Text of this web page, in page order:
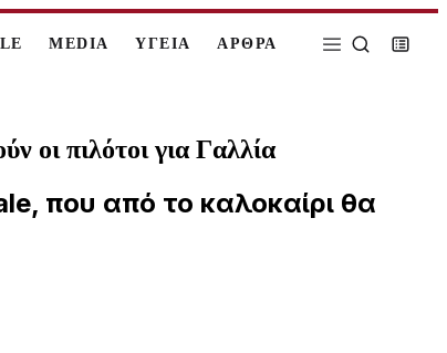
MEDIA ΥΓΕΙΑ ΑΡΘΡΑ
οι πιλότοι για Γαλλία
που από το καλοκαίρι θα